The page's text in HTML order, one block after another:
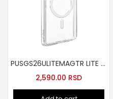
PUSGS26ULITEMAGTR LITE MAG futrola za Samsung S26 Ultra tr
2,590.00 RSD